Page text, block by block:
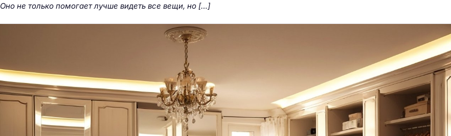
Оно не только помогает лучше видеть все вещи, но […]